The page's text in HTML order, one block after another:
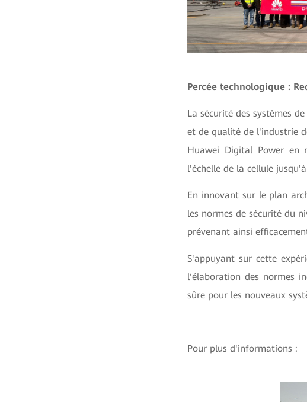
Percée technologique :
La sécurité des systèmes
et de qualité de l'industrie
Huawei Digital Power en
l'échelle de la cellule
En innovant sur le plan
les normes de sécurité du
prévenant ainsi
S'appuyant sur cette
l'élaboration des normes
sûre pour les nouveaux
Pour plus d'informations :